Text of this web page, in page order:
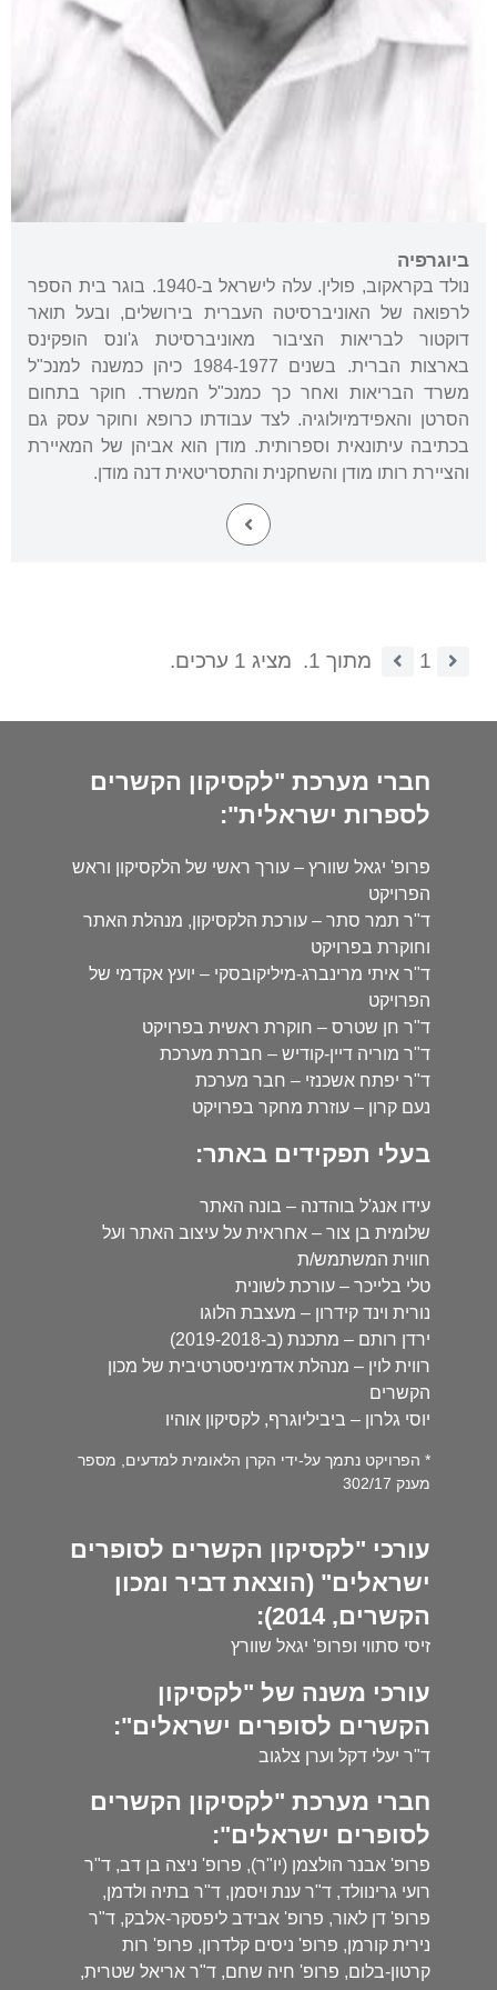
ביוגרפיה
נולד בקראקוב, פולין. עלה לישראל ב-1940. בוגר בית הספר
לרפואה של האוניברסיטה העברית בירושלים, ובעל תואר
דוקטור לבריאות הציבור מאוניברסיטת ג'ונס הופקינס
בארצות הברית. בשנים 1984-1977 כיהן כמשנה למנכ"ל
משרד הבריאות ואחר כך כמנכ"ל המשרד. חוקר בתחום
הסרטן והאפידמיולוגיה. לצד עבודתו כרופא וחוקר עסק גם
בכתיבה עיתונאית וספרותית. מודן הוא אביהן של המאיירת
והציירת רותו מודן והשחקנית והתסריטאית דנה מודן.
1 מתוך 1. מציג 1 ערכים.
חברי מערכת "לקסיקון הקשרים
לספרות ישראלית":
פרופ' יגאל שוורץ – עורך ראשי של הלקסיקון וראש
הפרויקט
ד"ר תמר סתר – עורכת הלקסיקון, מנהלת האתר
וחוקרת בפרויקט
ד"ר איתי מרינברג-מיליקובסקי – יועץ אקדמי של
הפרויקט
ד"ר חן שטרס – חוקרת ראשית בפרויקט
ד"ר מוריה דיין-קודיש – חברת מערכת
ד"ר יפתח אשכנזי – חבר מערכת
נעם קרון – עוזרת מחקר בפרויקט
בעלי תפקידים באתר:
עידו אנג'ל בוהדנה – בונה האתר
שלומית בן צור – אחראית על עיצוב האתר ועל
חווית המשתמש/ת
טלי בלייכר – עורכת לשונית
נורית וינד קידרון – מעצבת הלוגו
ירדן רותם – מתכנת (ב-2019-2018)
רווית לוין – מנהלת אדמיניסטרטיבית של מכון
הקשרים
יוסי גלרון – ביביליוגרף, לקסיקון אוהיו
* הפרויקט נתמך על-ידי הקרן הלאומית למדעים, מספר
מענק 302/17
עורכי "לקסיקון הקשרים לסופרים
ישראלים" (הוצאת דביר ומכון
הקשרים, 2014):
זיסי סתווי ופרופ' יגאל שוורץ
עורכי משנה של "לקסיקון
הקשרים לסופרים ישראלים":
ד"ר יעלי דקל וערן צלגוב
חברי מערכת "לקסיקון הקשרים
לסופרים ישראלים":
פרופ' אבנר הולצמן (יו"ר), פרופ' ניצה בן דב, ד"ר
רועי גרינוולד, ד"ר ענת ויסמן, ד"ר בתיה ולדמן,
פרופ' דן לאור, פרופ' אבידב ליפסקר-אלבק, ד"ר
נירית קורמן, פרופ' ניסים קלדרון, פרופ' רות
קרטון-בלום, פרופ' חיה שחם, ד"ר אריאל שטרית,